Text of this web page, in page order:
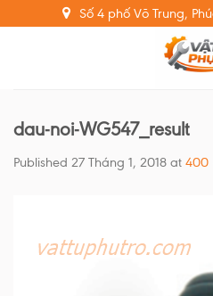
to
Số 4 phố Võ Trung,
dau-noi-WG547_result
Published 27 Tháng 1, 2018 at 400